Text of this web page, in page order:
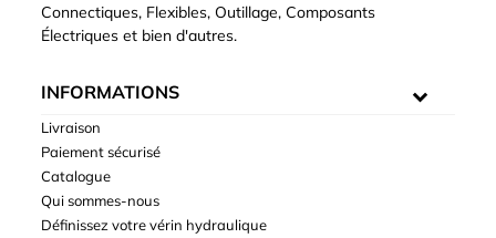
Connectiques, Flexibles, Outillage, Composants
Électriques et bien d'autres.
INFORMATIONS
Livraison
Paiement sécurisé
Catalogue
Qui sommes-nous
Définissez votre vérin hydraulique